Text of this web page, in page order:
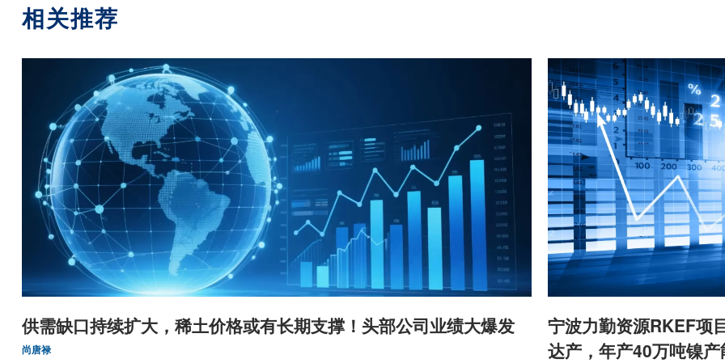
相关推荐
供需缺口持续扩大，稀土价格或有长期支撑！头部公司业绩大爆发
尚唐禄
宁波力勤资源RKEF项
达产，年产40万吨镍